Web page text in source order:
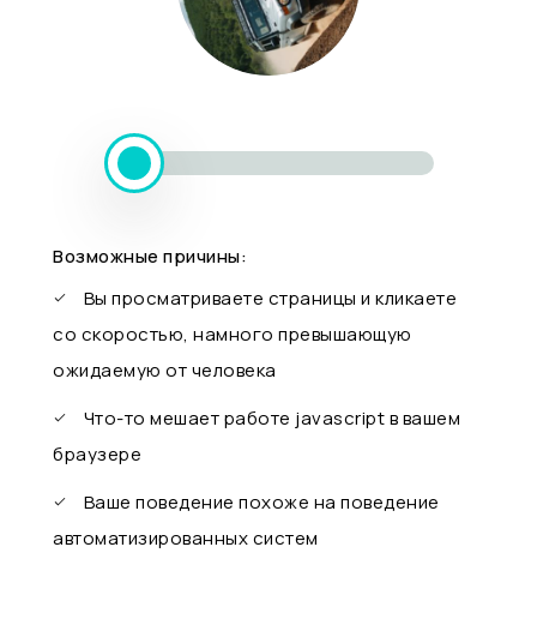
Возможные причины:
Вы просматриваете страницы и кликаете
со скоростью, намного превышающую
ожидаемую от человека
Что-то мешает работе javascript в вашем
браузере
Ваше поведение похоже на поведение
автоматизированных систем